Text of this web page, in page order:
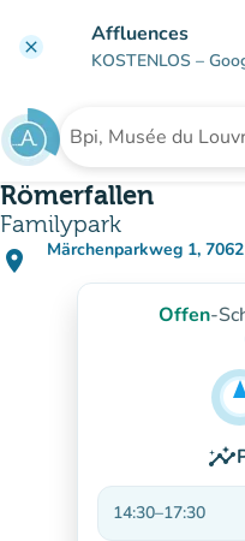
clear Affluences
KOSTENLOS –
Suche nach einer
Römerfallen
Familypark
place
Märchenparkweg 1,
Offen-
insights
14:30–17:30